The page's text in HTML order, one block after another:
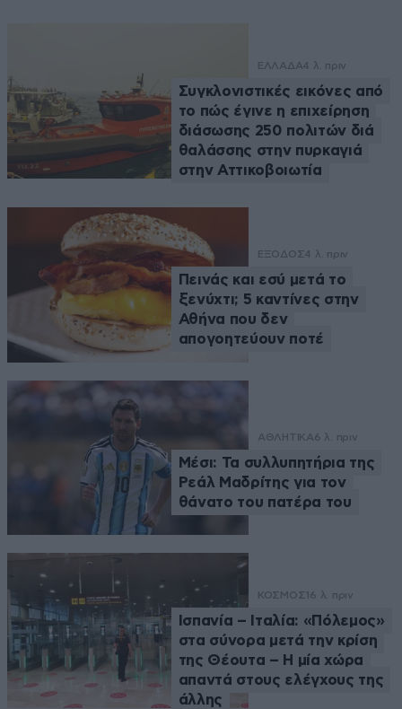
ΕΛΛΑΔΑ4 λ. πριν
Συγκλονιστικές εικόνες από
το πώς έγινε η επιχείρηση
διάσωσης 250 πολιτών διά
θαλάσσης στην πυρκαγιά
στην Αττικοβοιωτία
ΕΞΟΔΟΣ4 λ. πριν
Πεινάς και εσύ μετά το
ξενύχτι; 5 καντίνες στην
Αθήνα που δεν
απογοητεύουν ποτέ
ΑΘΛΗΤΙΚΑ6 λ. πριν
Μέσι: Τα συλλυπητήρια της
Ρεάλ Μαδρίτης για τον
θάνατο του πατέρα του
ΚΟΣΜΟΣ 16 λ. πριν
Ισπανία – Ιταλία: «Πόλεμος»
στα σύνορα μετά την κρίση
της Θέουτα – Η μία χώρα
απαντά στους ελέγχους της
άλλης